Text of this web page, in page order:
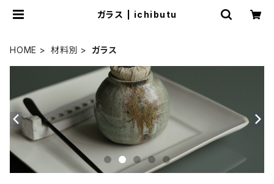
ガラス | ichibutu
HOME 材料別 ガラス